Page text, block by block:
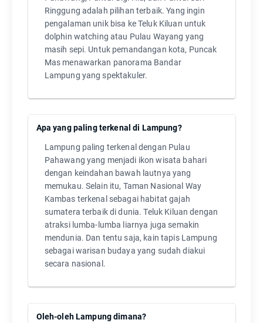
Ringgung adalah pilihan terbaik. Yang ingin
pengalaman unik bisa ke Teluk Kiluan untuk
dolphin watching atau Pulau Wayang yang
masih sepi. Untuk pemandangan kota, Puncak
Mas menawarkan panorama Bandar
Lampung yang spektakuler.
Apa yang paling terkenal di Lampung?
Lampung paling terkenal dengan Pulau
Pahawang yang menjadi ikon wisata bahari
dengan keindahan bawah lautnya yang
memukau. Selain itu, Taman Nasional Way
Kambas terkenal sebagai habitat gajah
sumatera terbaik di dunia. Teluk Kiluan dengan
atraksi lumba-lumba liarnya juga semakin
mendunia. Dan tentu saja, kain tapis Lampung
sebagai warisan budaya yang sudah diakui
secara nasional.
Oleh-oleh Lampung dimana?